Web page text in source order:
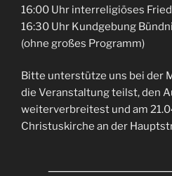
16:00 Uhr interreligiöses
16:30 Uhr Kundgebung
(ohne großes Programm)
Bitte unterstütze uns bei der
die Veranstaltung teilst, den
weiterverbreitest und am
Christuskirche an der